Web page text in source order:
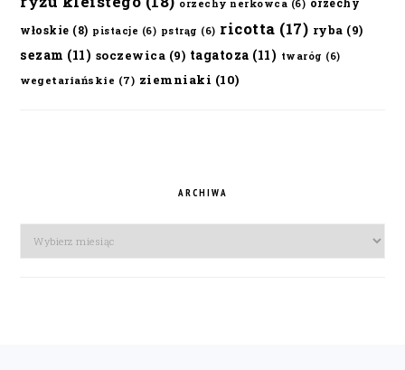
orzechy nerkowca (6)
włoskie (8) pistacje (6) pstrąg (6) ricotta (17) ryba (9)
sezam (11) soczewica (9) tagatoza (11) twaróg (6)
wegetariańskie (7) ziemniaki (10)
ARCHIWA
Archiwa